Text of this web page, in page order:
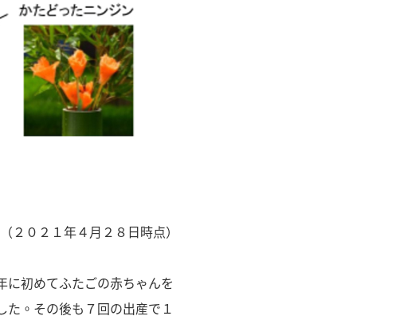
０２１年４月２８日時点）
初めてふたごの赤ちゃんを
た。その後も７回の出産で１